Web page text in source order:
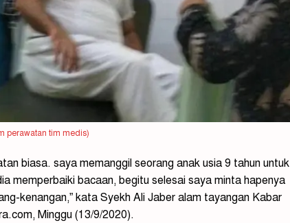
perawatan tim medis)
biasa. saya memanggil seorang anak usia 9 tahun untuk
memperbaiki bacaan, begitu selesai saya minta hapenya
kenangan,” kata Syekh Ali Jaber alam tayangan Kabar
Minggu (13/9/2020).